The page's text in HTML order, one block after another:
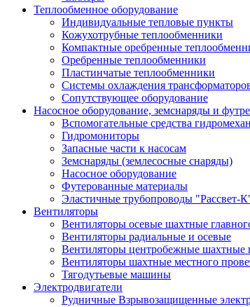
Теплообменное оборудование
Индивидуальные тепловые пункты
Кожухотрубные теплообменники
Компактные оребренные
Оребренные теплообменники
Пластинчатые теплообменники
Системы охлаждения
Сопутствующее оборудование
Насосное оборудование, земснаряды и
Вспомогательные средства
Гидромониторы
Запасные части к насосам
Земснаряды (землесосные снаряды)
Насосное оборудование
Футерованные материалы
Эластичные трубопроводы "Рассвет-
Вентиляторы
Вентиляторы осевые шахтные
Вентиляторы радиальные и осевые
Вентиляторы центробежные
Вентиляторы шахтные местного
Тягодутьевые машины
Электродвигатели
Рудничные Взрывозащищенные